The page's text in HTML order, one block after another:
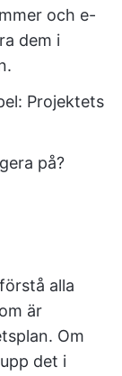
och e-
dem i
Projektets
på?
alla
är
Om
det i